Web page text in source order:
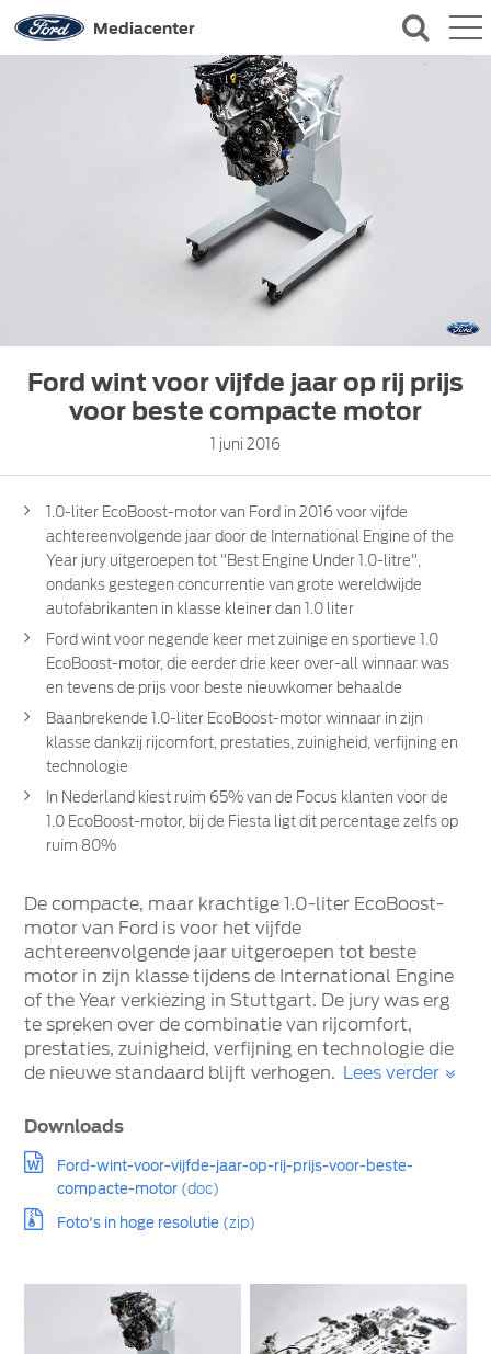
Mediacenter
CONTACT
Ford wint voor vijfde jaar op rij prijs
voor beste compacte motor
1 juni 2016
1.0-liter EcoBoost-motor van Ford in 2016 voor vijfde
achtereenvolgende jaar door de International Engine of the
Year jury uitgeroepen tot "Best Engine Under 1.0-litre",
ondanks gestegen concurrentie van grote wereldwijde
autofabrikanten in klasse kleiner dan 1.0 liter
Ford wint voor negende keer met zuinige en sportieve 1.0
EcoBoost-motor, die eerder drie keer over-all winnaar was
en tevens de prijs voor beste nieuwkomer behaalde
Baanbrekende 1.0-liter EcoBoost-motor winnaar in zijn
klasse dankzij rijcomfort, prestaties, zuinigheid, verfijning en
technologie
In Nederland kiest ruim 65% van de Focus klanten voor de
1.0 EcoBoost-motor, bij de Fiesta ligt dit percentage zelfs op
ruim 80%
De compacte, maar krachtige 1.0-liter EcoBoost-
motor van Ford is voor het vijfde
achtereenvolgende jaar uitgeroepen tot beste
motor in zijn klasse tijdens de International Engine
of the Year verkiezing in Stuttgart. De jury was erg
te spreken over de combinatie van rijcomfort,
prestaties, zuinigheid, verfijning en technologie die
de nieuwe standaard blijft verhogen. Lees verder
Downloads
Ford-wint-voor-vijfde-jaar-op-rij-prijs-voor-beste-
compacte-motor (doc)
Foto's in hoge resolutie (zip)